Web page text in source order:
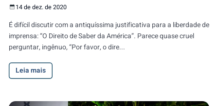
14 de dez. de 2020
É difícil discutir com a antiquíssima justificativa para a liberdade de
imprensa: “O Direito de Saber da América”. Parece quase cruel
perguntar, ingênuo, “Por favor, o dire...
Leia mais